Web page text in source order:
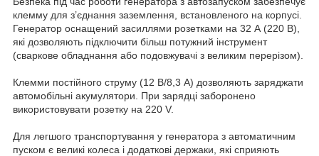
клемму для з’єднання заземлення, встановленого на корпусі.
Генератор оснащений засиллями розетками на 32 А (220 В),
які дозволяють підключити більш потужний інструмент
(сваркове обладнання або подовжувачі з великим перерізом).
Клемми постійного струму (12 В/8,3 А) дозволяють заряджати
автомобільні акумулятори. При зарядці заборонено
використовувати розетку на 220 V.
Для легшого транспортування у генератора з автоматичним
пуском є великі колеса і додаткові держаки, які сприяють